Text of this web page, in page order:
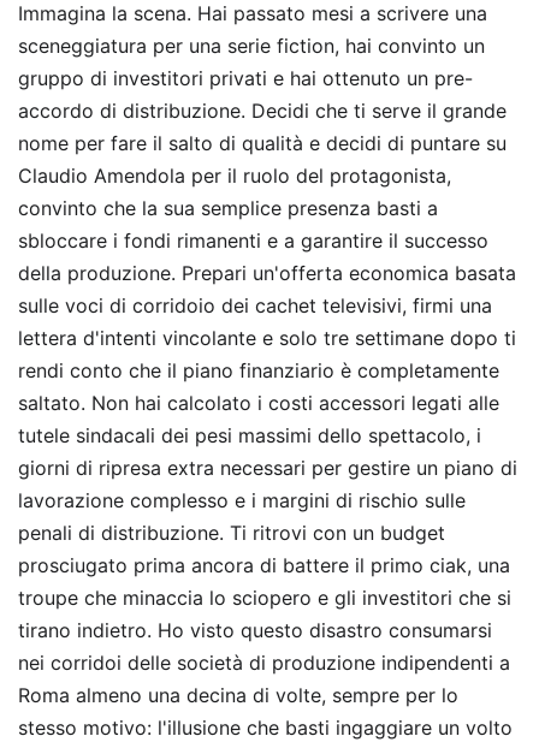
Immagina la scena. Hai passato mesi a scrivere una
sceneggiatura per una serie fiction, hai convinto un
gruppo di investitori privati e hai ottenuto un pre-
accordo di distribuzione. Decidi che ti serve il grande
nome per fare il salto di qualità e decidi di puntare su
Claudio Amendola per il ruolo del protagonista,
convinto che la sua semplice presenza basti a
sbloccare i fondi rimanenti e a garantire il successo
della produzione. Prepari un'offerta economica basata
sulle voci di corridoio dei cachet televisivi, firmi una
lettera d'intenti vincolante e solo tre settimane dopo ti
rendi conto che il piano finanziario è completamente
saltato. Non hai calcolato i costi accessori legati alle
tutele sindacali dei pesi massimi dello spettacolo, i
giorni di ripresa extra necessari per gestire un piano di
lavorazione complesso e i margini di rischio sulle
penali di distribuzione. Ti ritrovi con un budget
prosciugato prima ancora di battere il primo ciak, una
troupe che minaccia lo sciopero e gli investitori che si
tirano indietro. Ho visto questo disastro consumarsi
nei corridoi delle società di produzione indipendenti a
Roma almeno una decina di volte, sempre per lo
stesso motivo: l'illusione che basti ingaggiare un volto